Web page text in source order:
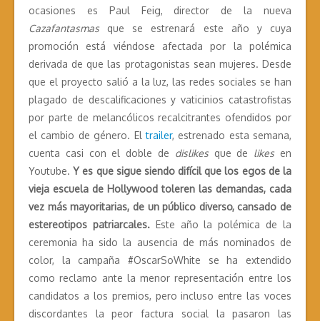
ocasiones es Paul Feig, director de la nueva
Cazafantasmas que se estrenará este año y cuya
promoción está viéndose afectada por la polémica
derivada de que las protagonistas sean mujeres. Desde
que el proyecto salió a la luz, las redes sociales se han
plagado de descalificaciones y vaticinios catastrofistas
por parte de melancólicos recalcitrantes ofendidos por
el cambio de género. Eltrailer, estrenado esta semana,
cuenta casi con el doble de dislikesque de likes en
Youtube.Y es que sigue siendo difícil que los egos de la
vieja escuela de Hollywood toleren las demandas, cada
vez más mayoritarias, de un público diverso, cansado de
estereotipos patriarcales.Este año la polémica de la
ceremonia ha sido la ausencia de más nominados de
color, la campaña #OscarSoWhite se ha extendido
como reclamo ante la menor representación entre los
candidatos a los premios, pero incluso entre las voces
discordantes la peor factura social la pasaron las